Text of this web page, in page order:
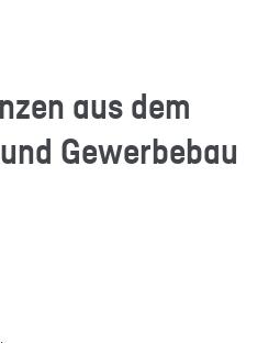
aus dem
Gewerbebau